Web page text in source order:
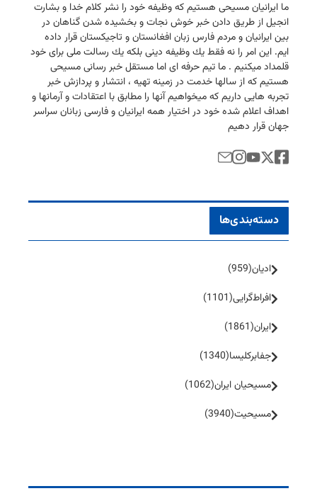
ما ایرانیان مسیحی هستیم كه وظیفه خود را نشر كلام خدا و بشارت
انجیل از طریق دادن خبر خوش نجات و بخشیده شدن گناهان در
بین ایرانیان و مردم فارس زبان افغانستان و تاجیكستان قرار داده
ایم. این امر را نه فقط یك وظیفه دینی بلكه یك رسالت ملی برای خود
قلمداد میكنیم . ما تیم حرفه ای اما مستقل خبر رسانی مسیحی
هستیم كه از سالها خدمت در زمینه تهیه ، انتشار و پردازش خبر
تجربه هایی داریم كه میخواهیم آنها را مطابق با اعتقادات و آرمانها و
اهداف اعلام شده خود در اختیار همه ایرانیان و فارسی زبانان سراسر
جهان قرار دهیم
دسته‌بندی‌ها
ادیان(959)
افراط‌گرایی(1101)
ایران(1861)
جفا‌بر‌کلیسا(1340)
مسیحیان ایران(1062)
مسیحیت(3940)